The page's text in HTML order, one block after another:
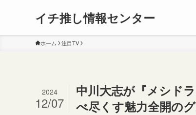
イチ推し情報センター
ホーム 注目TV
中川大志が『メシド
べ尽くす魅力全開の
2024
12/07